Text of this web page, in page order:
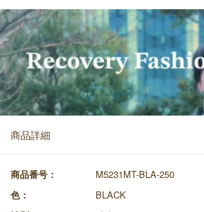
商品詳細
商品番号：
M5231MT-BLA-250
色：
BLACK